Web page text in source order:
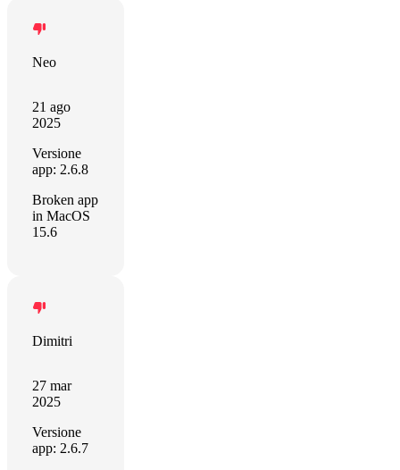
Neo
21 ago
2025
Versione
app: 2.6.8
Broken app
in MacOS
15.6
Dimitri
27 mar
2025
Versione
app: 2.6.7